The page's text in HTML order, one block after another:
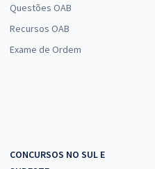
Questões OAB
Recursos OAB
Exame de Ordem
CONCURSOS NO SUL E